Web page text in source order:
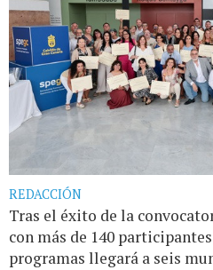
REDACCIÓN
Tras el éxito de la
con más de 140
programas llegará a seis